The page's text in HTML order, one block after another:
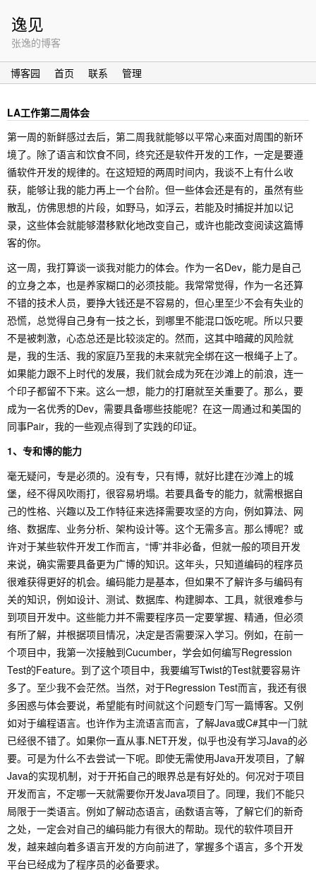
逸见
张逸的博客
博客园 首页 联系 管理
LA工作第二周体会
第一周的新鲜感过去后，第二周我就能够以平常心来面对周围的新环
境了。除了语言和饮食不同，终究还是软件开发的工作，一定是要遵
循软件开发的规律的。在这短短的两周时间内，我谈不上有什么收
获，能够让我的能力再上一个台阶。但一些体会还是有的，虽然有些
散乱，仿佛思想的片段，如野马，如浮云，若能及时捕捉并加以记
录，这些体会就能够潜移默化地改变自己，或许也能改变阅读这篇博
客的你。
这一周，我打算谈一谈我对能力的体会。作为一名Dev，能力是自己
的立身之本，也是养家糊口的必须技能。我常常觉得，作为一名还算
不错的技术人员，要挣大钱还是不容易的，但心里至少不会有失业的
恐慌，总觉得自己身有一技之长，到哪里不能混口饭吃呢。所以只要
不是被刺激，心态总还是比较淡定的。然而，这其中暗藏的风险就
是，我的生活、我的家庭乃至我的未来就完全绑在这一根绳子上了。
如果能力跟不上时代的发展，我们就会成为死在沙滩上的前浪，连一
个印子都留不下来。这么一想，能力的打磨就至关重要了。那么，要
成为一名优秀的Dev，需要具备哪些技能呢？在这一周通过和美国的
同事Pair，我的一些观点得到了实践的印证。
1、专和博的能力
毫无疑问，专是必须的。没有专，只有博，就好比建在沙滩上的城
堡，经不得风吹雨打，很容易坍塌。若要具备专的能力，就需根据自
己的性格、兴趣以及工作特征来选择需要攻坚的方向，例如算法、网
络、数据库、业务分析、架构设计等。这个无需多言。那么博呢？或
许对于某些软件开发工作而言，“博”并非必备，但就一般的项目开发
来说，确实需要具备更为广博的知识。这年头，只知道编码的程序员
很难获得更好的机会。编码能力是基本，但如果不了解许多与编码有
关的知识，例如设计、测试、数据库、构建脚本、工具，就很难参与
到项目开发中。这些能力并不需要程序员一定要掌握、精通，但必须
有所了解，并根据项目情况，决定是否需要深入学习。例如，在前一
个项目中，我第一次接触到Cucumber，学会如何编写Regression
Test的Feature。到了这个项目中，我要编写Twist的Test就要容易许
多了。至少我不会茫然。当然，对于Regression Test而言，我还有很
多困惑与体会要说，希望能有时间就这个问题专门写一篇博客。又例
如对于编程语言。也许作为主流语言而言，了解Java或C#其中一门就
已经很不错了。如果你一直从事.NET开发，似乎也没有学习Java的必
要。可是为什么不去尝试一下呢。即使无需使用Java开发项目，了解
Java的实现机制，对于开拓自己的眼界总是有好处的。何况对于项目
开发而言，不定哪一天就需要你开发Java项目了。同理，我们不能只
局限于一类语言。例如了解动态语言，函数语言等，了解它们的新奇
之处，一定会对自己的编码能力有很大的帮助。现代的软件项目开
发，越来越向着多语言开发的方向前进了，掌握多个语言，多个开发
平台已经成为了程序员的必备要求。